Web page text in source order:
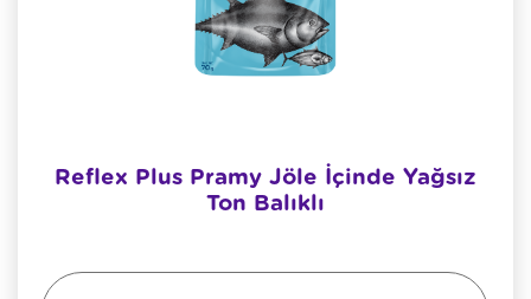
Reflex Plus Pramy Jöle İçinde Yağsız
Ton Balıklı